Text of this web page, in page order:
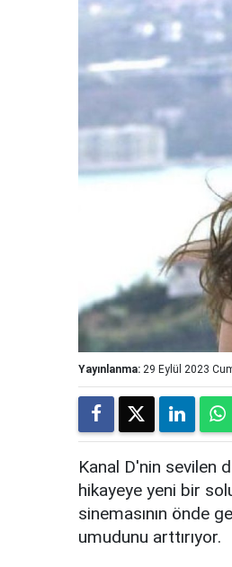
Yayınlanma: 29 Eylül 2023
Kanal D'nin sevilen
hikayeye yeni bir
sinemasının önde
umudunu arttırıyor.